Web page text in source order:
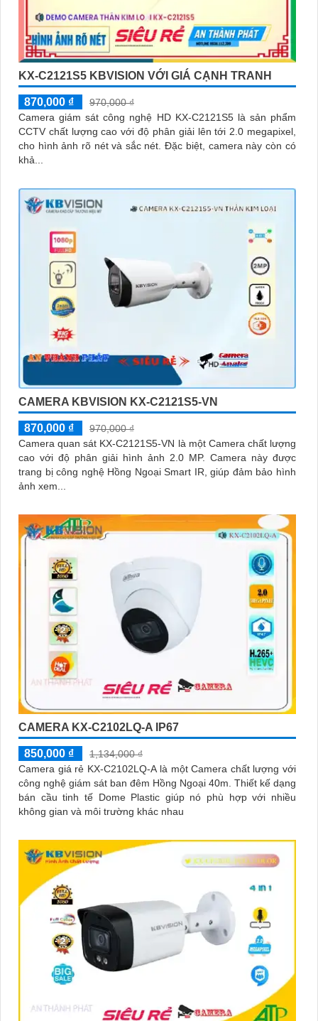
KX-C2121S5 KBVISION VỚI GIÁ CẠNH TRANH
870,000 ₫
970,000 ₫
Camera giám sát công nghệ HD KX-C2121S5 là sản phẩm
CCTV chất lượng cao với độ phân giải lên tới 2.0 megapixel,
cho hình ảnh rõ nét và sắc nét. Đặc biệt, camera này còn có
khả...
CAMERA KBVISION KX-C2121S5-VN
870,000 ₫
970,000 ₫
Camera quan sát KX-C2121S5-VN là một Camera chất lượng
cao với độ phân giải hình ảnh 2.0 MP. Camera này được
trang bị công nghệ Hồng Ngoại Smart IR, giúp đảm bảo hình
ảnh xem...
CAMERA KX-C2102LQ-A IP67
850,000 ₫
1,134,000 ₫
Camera giá rẻ KX-C2102LQ-A là một Camera chất lượng với
công nghệ giám sát ban đêm Hồng Ngoại 40m. Thiết kế dạng
bán cầu tinh tế Dome Plastic giúp nó phù hợp với nhiều
không gian và môi trường khác nhau